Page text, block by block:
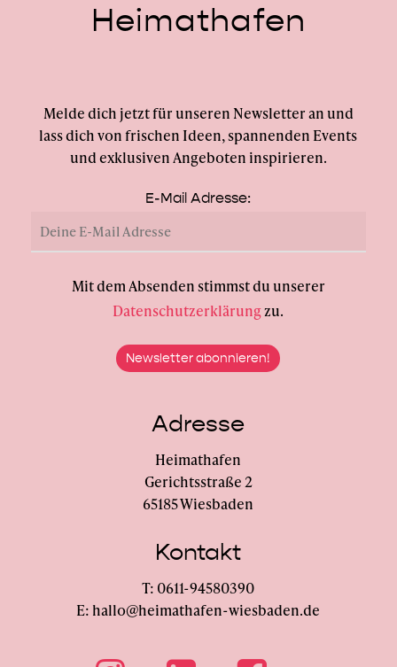
Heimathafen
Melde dich jetzt für unseren Newsletter an und
lass dich von frischen Ideen, spannenden Events
und exklusiven Angeboten inspirieren.
E-Mail Adresse:
Mit dem Absenden stimmst du unserer
Datenschutzerklärungzu.
Adresse
Heimathafen
Gerichtsstraße 2
65185 Wiesbaden
Kontakt
T: 0611-94580390
E: hallo@heimathafen-wiesbaden.de